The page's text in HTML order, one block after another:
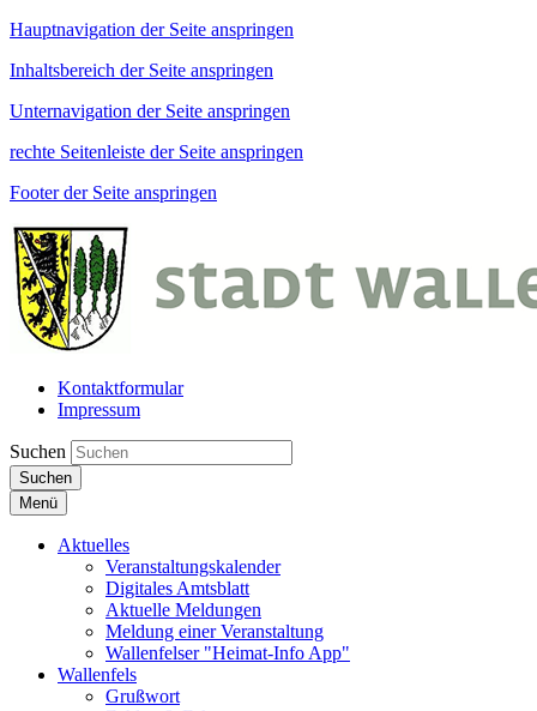
Hauptnavigation der Seite anspringen
Inhaltsbereich der Seite anspringen
Unternavigation der Seite anspringen
rechte Seitenleiste der Seite anspringen
Footer der Seite anspringen
Kontaktformular
Impressum
Suchen
Suchen
Menü
Aktuelles
Veranstaltungskalender
Digitales Amtsblatt
Aktuelle Meldungen
Meldung einer Veranstaltung
Wallenfelser "Heimat-Info App"
Wallenfels
Grußwort